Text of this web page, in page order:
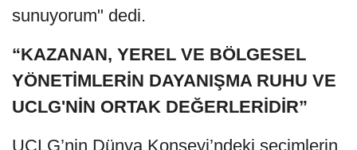
sunuyorum" dedi.
“KAZANAN, YEREL VE BÖLGESEL
YÖNETİMLERİN DAYANIŞMA RUHU VE
UCLG'NİN ORTAK DEĞERLERİDİR”
UCLG’nin Dünya Konseyi’ndeki seçimlerin